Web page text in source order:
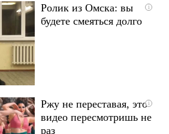
i
Ролик из Омска: вы
будете смеяться долго
i
Ржу не переставая, это
видео пересмотришь не
раз